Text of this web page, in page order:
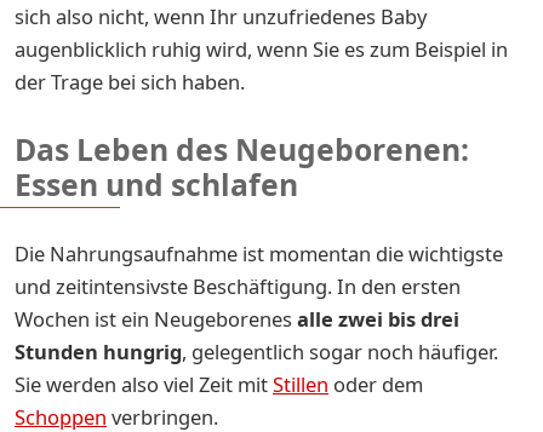
sich also nicht, wenn Ihr unzufriedenes Baby
augenblicklich ruhig wird, wenn Sie es zum Beispiel in
der Trage bei sich haben.
Das Leben des Neugeborenen:
Essen und schlafen
Die Nahrungsaufnahme ist momentan die wichtigste
und zeitintensivste Beschäftigung. In den ersten
Wochen ist ein Neugeborenes alle zwei bis drei
Stunden hungrig, gelegentlich sogar noch häufiger.
Sie werden also viel Zeit mitStillen oder dem
Schoppen verbringen.